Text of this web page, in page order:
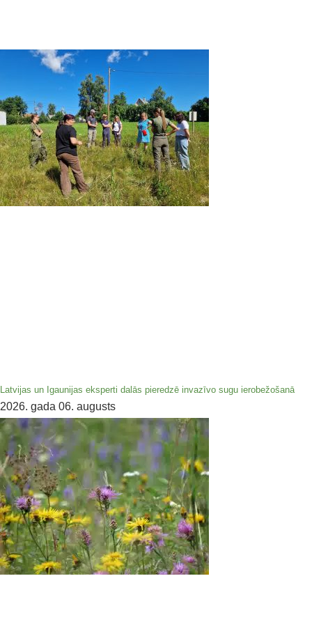
Latvijas un Igaunijas eksperti dalās pieredzē invazīvo sugu ierobežošanā
2026. gada 06. augusts